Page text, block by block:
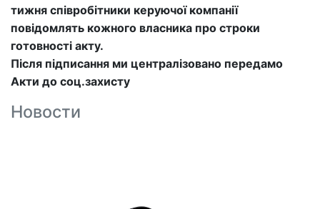
тижня співробітники керуючої компанії
повідомлять кожного власника про строки
готовності акту.
Після підписання ми централізовано передамо
Акти до соц.захисту
Новости